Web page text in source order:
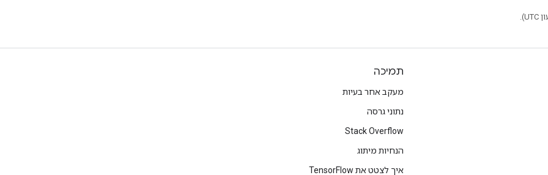
תמיכה
מעקב אחר בעיות
נתוני גרסה
Stack Overflow
הנחיות מיתוג
איך לצטט את TensorFlow